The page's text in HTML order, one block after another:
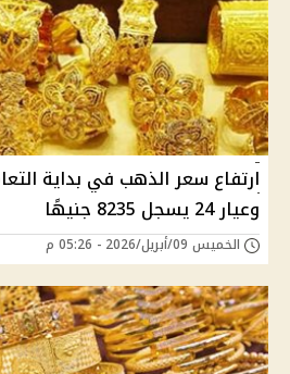
ارتفاع سعر الذهب في بداية
وعيار 24 يسجل 8235 جنيهًا
الخميس 09/أبريل/2026 - 05:26 م